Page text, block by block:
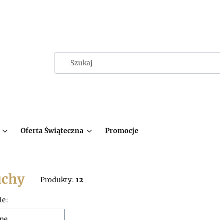
Oferta Świąteczna Promocje
Produkty: 12